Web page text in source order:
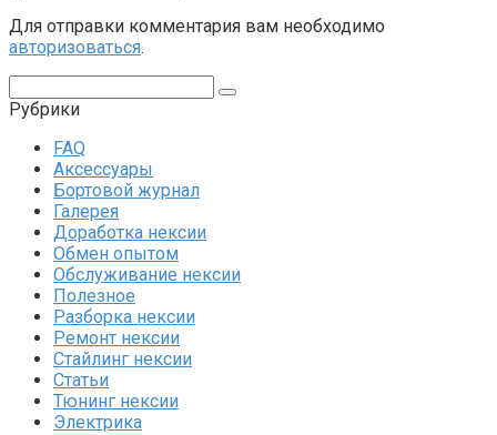
Для отправки комментария вам необходимо
авторизоваться.
Рубрики
FAQ
Аксессуары
Бортовой журнал
Галерея
Доработка нексии
Обмен опытом
Обслуживание нексии
Полезное
Разборка нексии
Ремонт нексии
Стайлинг нексии
Статьи
Тюнинг нексии
Электрика